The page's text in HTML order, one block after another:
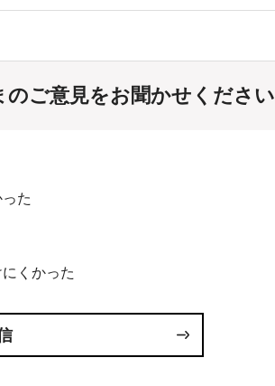
ご意見をお聞かせください
た
くかった